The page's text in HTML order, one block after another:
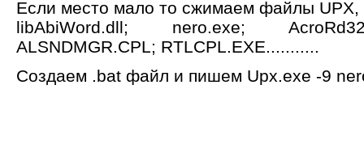
Если место мало то сжимаем файлы UPX,
libAbiWord.dll; nero.exe;
ALSNDMGR.CPL; RTLCPL.EXE...........
Создаем .bat файл и пишем Upx.exe -9